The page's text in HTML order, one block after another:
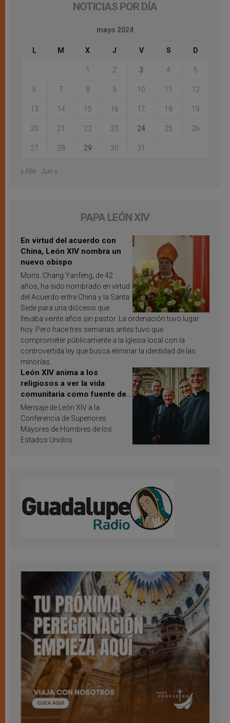
NOTICIAS POR DÍA
mayo 2024
L M X J V S D
1 2 3 4 5
6 7 8 9 10 11 12
13 14 15 16 17 18 19
20 21 22 23 24 25 26
27 28 29 30 31
« Abr Jun »
PAPA LEÓN XIV
En virtud del acuerdo con
China, León XIV nombra un
nuevo obispo
Mons. Chang Yanfeng, de 42
años, ha sido nombrado en virtud
del Acuerdo entre China y la Santa
Sede para una diócesis que
llevaba veinte años sin pastor. La ordenación tuvo lugar
hoy. Pero hace tres semanas antes tuvo que
comprometer públicamente a la Iglesia local con la
controvertida ley que busca eliminar la identidad de las
minorías.
León XIV anima a los
religiosos a ver la vida
comunitaria como fuente de
inspiración y santificación
Mensaje de León XIV a la
Conferencia de Superiores
Mayores de Hombres de los
Estados Unidos